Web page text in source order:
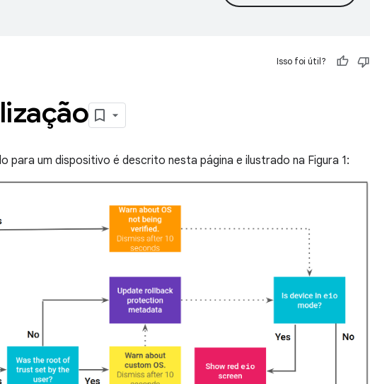
Isso foi útil?
para um dispositivo é descrito nesta página e ilustrado na Figura 1: